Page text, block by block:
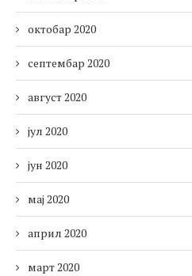
октобар 2020
септембар 2020
август 2020
јул 2020
јун 2020
мај 2020
април 2020
март 2020